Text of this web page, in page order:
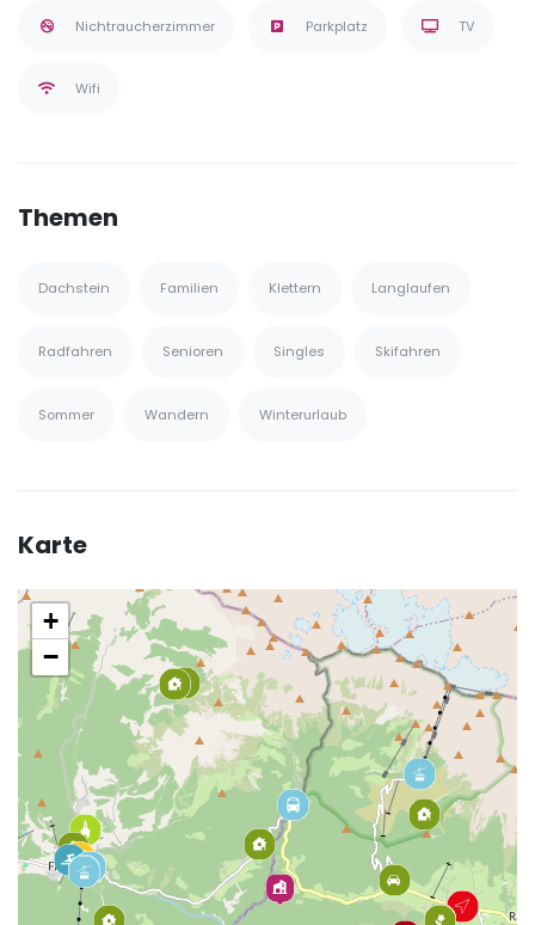
Nichtraucherzimmer Parkplatz TV
Wifi
Themen
Dachstein Familien Klettern Langlaufen
Radfahren Senioren Singles Skifahren
Sommer Wandern Winterurlaub
Karte
+
−